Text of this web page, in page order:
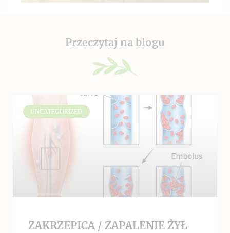
Przeczytaj na blogu
UNCATEGORIZED
ZAKRZEPICA / ZAPALENIE ŻYŁ